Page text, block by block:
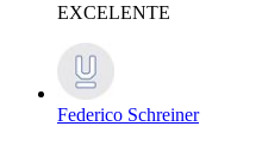
EXCELENTE
Federico Schreiner